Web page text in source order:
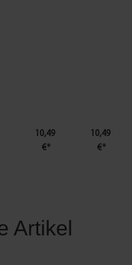
10,49
€*
10,49
€*
Artikel